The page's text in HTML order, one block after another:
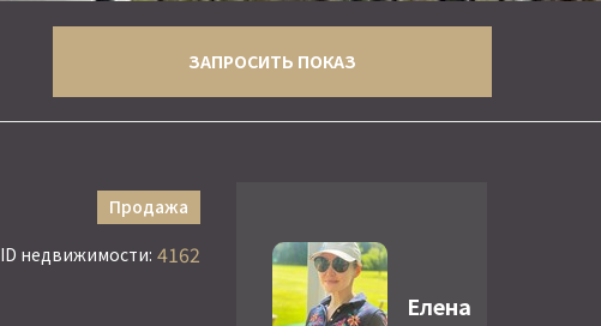
ЗАПРОСИТЬ ПОКАЗ
Продажа
ID недвижимости: 4162
Елена